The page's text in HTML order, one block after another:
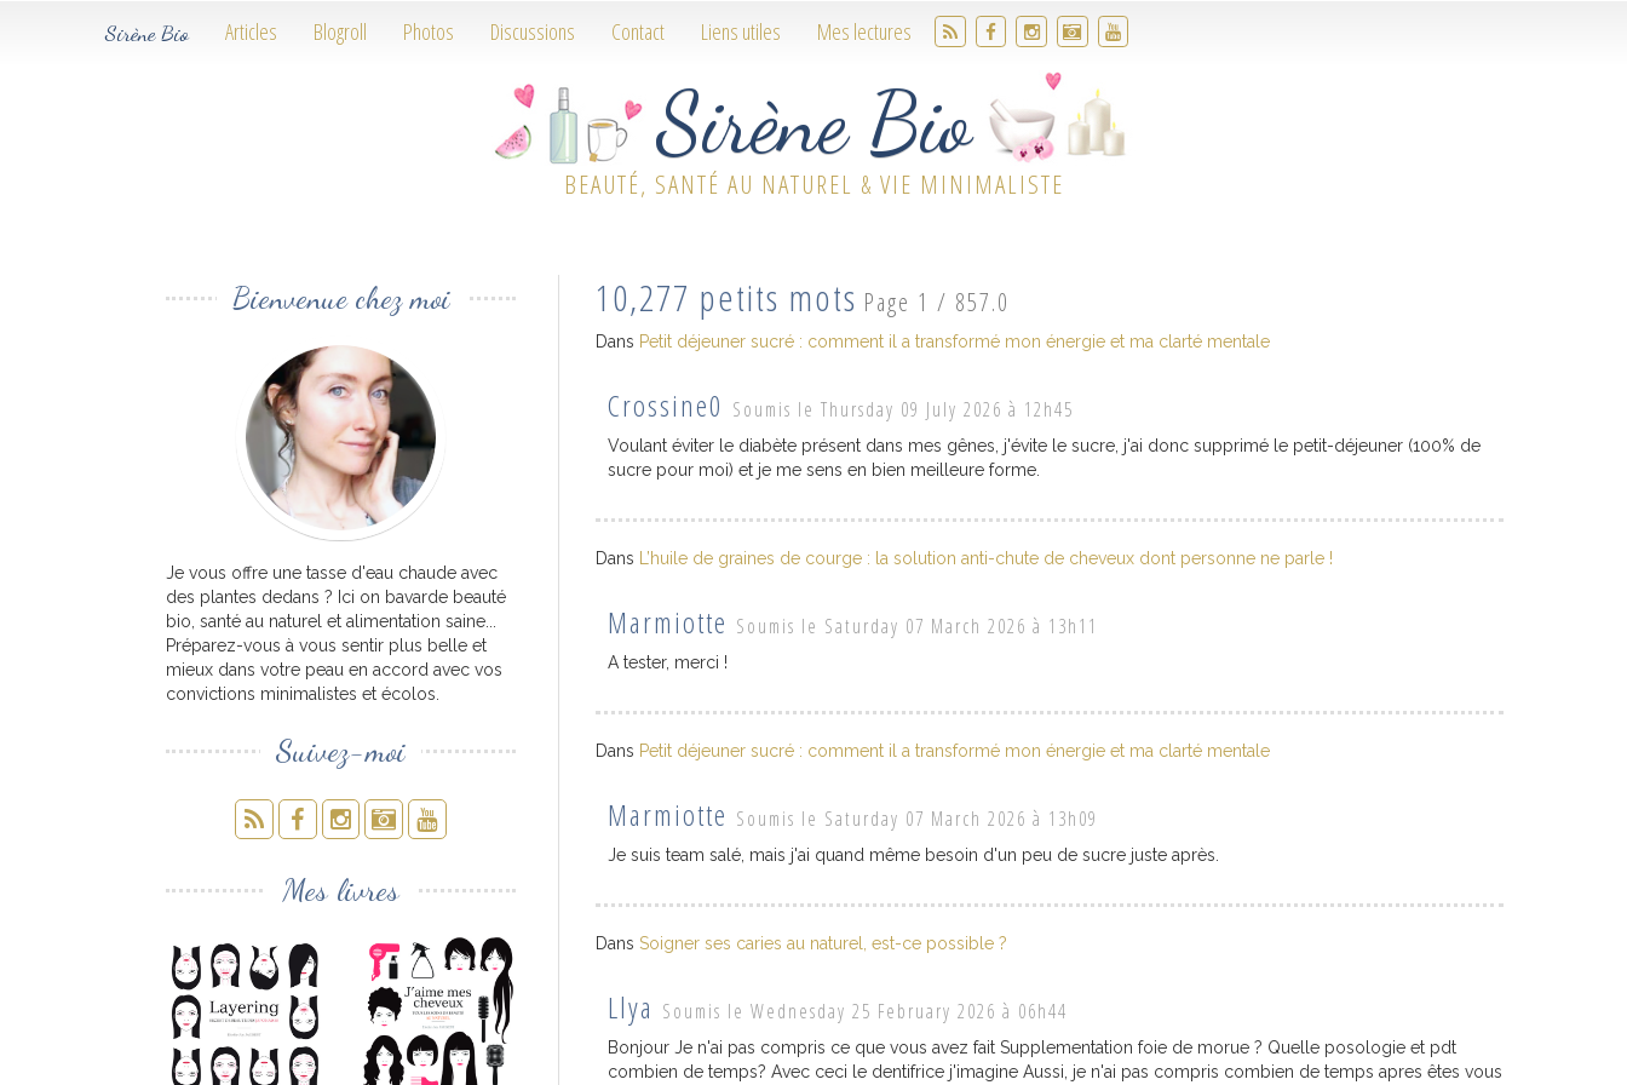
Sirène Bio Articles Blogroll Photos Discussions Contact Liens utiles Mes lectures
Sirène Bio
BEAUTÉ, SANTÉ AU NATUREL & VIE MINIMALISTE
Bienvenue chez moi
Je vous offre une tasse d'eau chaude avec
des plantes dedans ? Ici on bavarde beauté
bio, santé au naturel et alimentation saine...
Préparez-vous à vous sentir plus belle et
mieux dans votre peau en accord avec vos
convictions minimalistes et écolos.
Suivez-moi
Mes livres
10,277 petits mots Page 1 / 857.0
Dans Petit déjeuner sucré : comment il a transformé mon énergie et ma clarté mentale
Crossine0 Soumis le Thursday 09 July 2026 à 12h45
Voulant éviter le diabète présent dans mes gênes, j'évite le sucre, j'ai donc supprimé le petit-déjeuner (100% de
sucre pour moi) et je me sens en bien meilleure forme.
Dans L’huile de graines de courge : la solution anti-chute de cheveux dont personne ne parle !
Marmiotte Soumis le Saturday 07 March 2026 à 13h11
A tester, merci !
Dans Petit déjeuner sucré : comment il a transformé mon énergie et ma clarté mentale
Marmiotte Soumis le Saturday 07 March 2026 à 13h09
Je suis team salé, mais j'ai quand même besoin d'un peu de sucre juste après.
Dans Soigner ses caries au naturel, est-ce possible ?
Llya Soumis le Wednesday 25 February 2026 à 06h44
Bonjour Je n'ai pas compris ce que vous avez fait Supplementation foie de morue ? Quelle posologie et pdt
combien de temps? Avec ceci le dentifrice j'imagine Aussi, je n'ai pas compris combien de temps apres êtes vous